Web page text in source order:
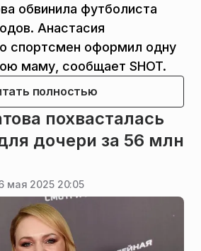
обвинила футболиста
Анастасия
спортсмен оформил одну
маму, сообщает SHOT.
полностью
похвасталась
дочери за 56 млн
мая 2025 20:05